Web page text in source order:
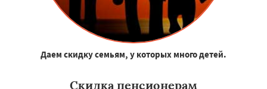
Даем скидку семьям, у которых много детей.
Скидка пенсионерам